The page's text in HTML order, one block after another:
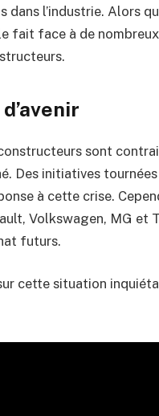
dans l’industrie. Alors
fait face à de
sont
Des initiatives
à cette crise.
Volkswagen, MG
futurs.
cette situation